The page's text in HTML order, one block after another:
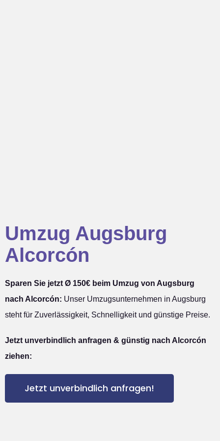
Umzug Augsburg
Alcorcón
Sparen Sie jetzt Ø 150€ beim Umzug von Augsburg
nach Alcorcón: Unser Umzugsunternehmen in Augsburg
steht für Zuverlässigkeit, Schnelligkeit und günstige Preise.
Jetzt unverbindlich anfragen & günstig nach Alcorcón
ziehen:
Jetzt unverbindlich anfragen!